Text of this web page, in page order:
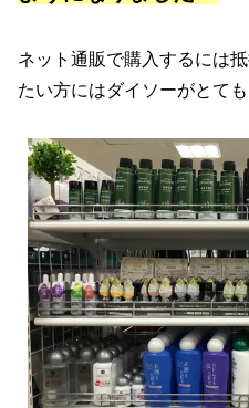
ネット通販で購入するには
たい方にはダイソーがとても